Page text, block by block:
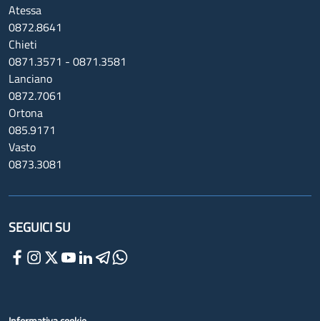
Atessa
0872.8641
Chieti
0871.3571 - 0871.3581
Lanciano
0872.7061
Ortona
085.9171
Vasto
0873.3081
SEGUICI SU